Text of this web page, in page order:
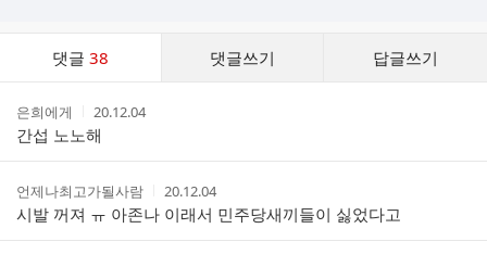
댓글38 댓글쓰기 답글쓰기
스
작
성
자
은희에게
작
성
시
간
20.12.04
간섭 노노해
작
성
자
언제나최고가될사람
작
성
시
간
20.12.04
시발 꺼져 ㅠ 아존나 이래서 민주당새끼들이 싫었다고